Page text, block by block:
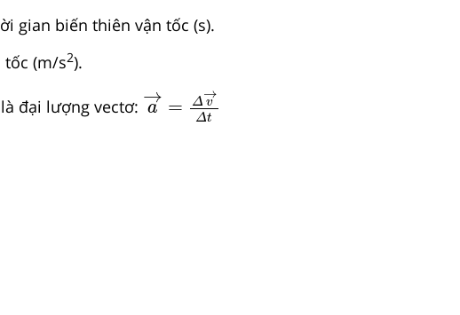
gian biến thiên vận tốc (s).
tốc (m/s2).
đại lượng vectơ: →
a = Δ
→
v
Δt
→ v→